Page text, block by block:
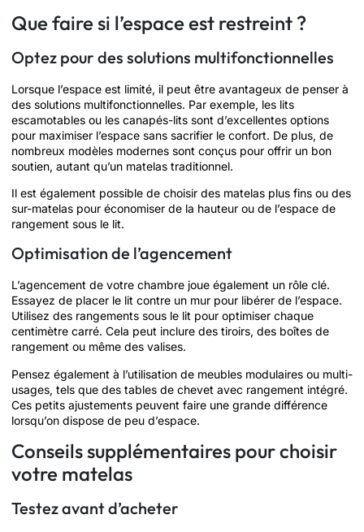
Que faire si l’espace est restreint ?
Optez pour des solutions multifonctionnelles
Lorsque l’espace est limité, il peut être avantageux de penser à
des solutions multifonctionnelles. Par exemple, les lits
escamotables ou les canapés-lits sont d’excellentes options
pour maximiser l’espace sans sacrifier le confort. De plus, de
nombreux modèles modernes sont conçus pour offrir un bon
soutien, autant qu’un matelas traditionnel.
Il est également possible de choisir des matelas plus fins ou des
sur-matelas pour économiser de la hauteur ou de l’espace de
rangement sous le lit.
Optimisation de l’agencement
L’agencement de votre chambre joue également un rôle clé.
Essayez de placer le lit contre un mur pour libérer de l’espace.
Utilisez des rangements sous le lit pour optimiser chaque
centimètre carré. Cela peut inclure des tiroirs, des boîtes de
rangement ou même des valises.
Pensez également à l’utilisation de meubles modulaires ou multi-
usages, tels que des tables de chevet avec rangement intégré.
Ces petits ajustements peuvent faire une grande différence
lorsqu’on dispose de peu d’espace.
Conseils supplémentaires pour choisir
votre matelas
Testez avant d’acheter